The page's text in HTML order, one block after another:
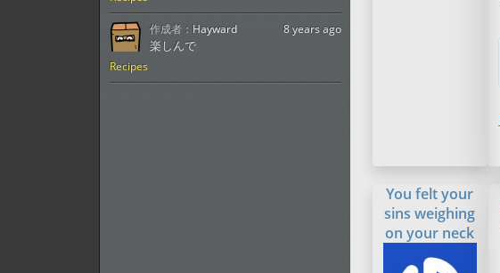
Recipes
8 years ago
楽しんで
作成者： Hayward
You felt your
sins weighing
on your neck